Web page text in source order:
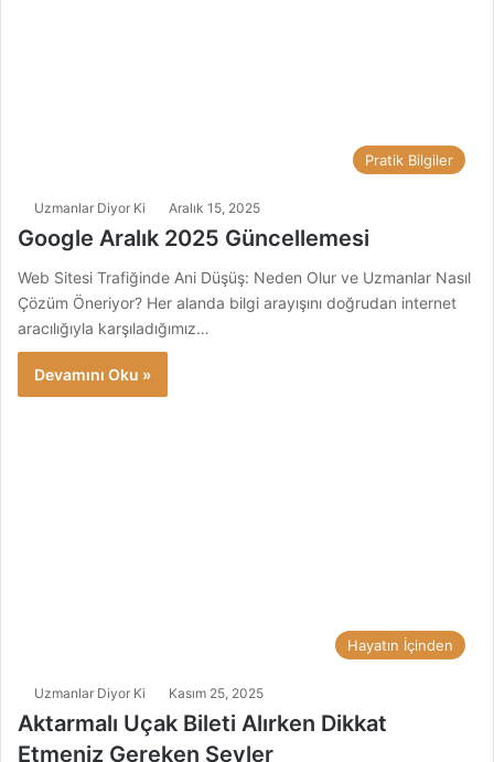
Pratik Bilgiler
Uzmanlar Diyor Ki Aralık 15, 2025
Google Aralık 2025 Güncellemesi
Web Sitesi Trafiğinde Ani Düşüş: Neden Olur ve Uzmanlar Nasıl
Çözüm Öneriyor? Her alanda bilgi arayışını doğrudan internet
aracılığıyla karşıladığımız…
Devamını Oku »
Hayatın İçinden
Uzmanlar Diyor Ki Kasım 25, 2025
Aktarmalı Uçak Bileti Alırken Dikkat
Etmeniz Gereken Şeyler